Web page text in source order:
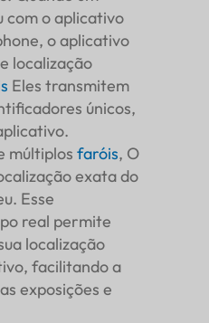
com o aplicativo
o aplicativo
localização
Eles transmitem
únicos,
múltiplos faróis, O
exata do
Esse
real permite
localização
facilitando a
exposições e